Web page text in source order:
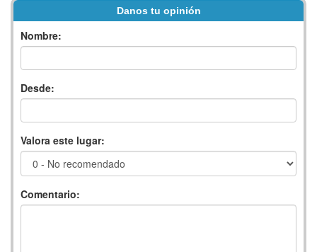
Danos tu opinión
Nombre:
Desde:
Valora este lugar:
Comentario: